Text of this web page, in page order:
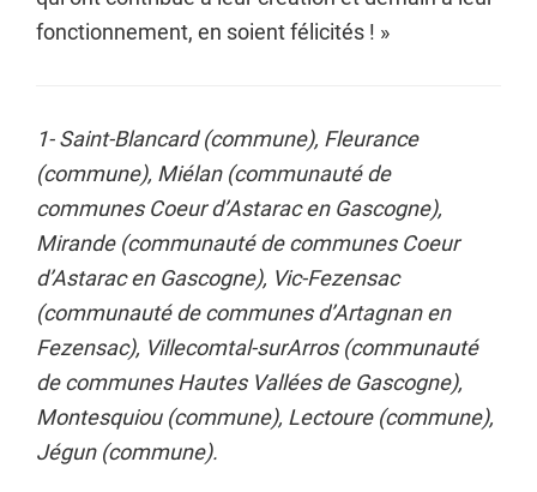
fonctionnement, en soient félicités ! »
1- Saint-Blancard (commune), Fleurance
(commune), Miélan (communauté de
communes Coeur d’Astarac en Gascogne),
Mirande (communauté de communes Coeur
d’Astarac en Gascogne), Vic-Fezensac
(communauté de communes d’Artagnan en
Fezensac), Villecomtal-surArros (communauté
de communes Hautes Vallées de Gascogne),
Montesquiou (commune), Lectoure (commune),
Jégun (commune).